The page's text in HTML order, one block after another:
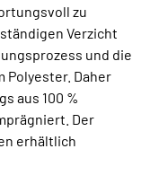
zu
Verzicht
und die
Polyester. Daher
aus 100 %
Der
erhältlich